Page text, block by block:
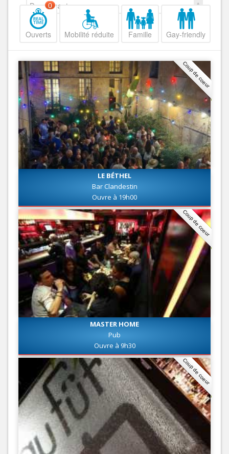
Decroissant
Ouverts
0
Mobilité réduite Famille Gay-friendly
Coup de coeur
LE BÉTHEL
Bar Clandestin
Ouvre à 19h00
Coup de coeur
MASTER HOME
Pub
Ouvre à 9h30
Coup de coeur